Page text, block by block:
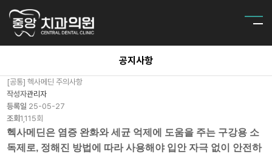
공지사항
[공통] 헥사메딘 주의사항
작성자관리자
등록일 25-05-27
조회1,115회
헥사메딘은 염증 완화와 세균 억제에 도움을 주는 구강용 소
독제로, 정해진 방법에 따라 사용해야 입안 자극 없이 안전하